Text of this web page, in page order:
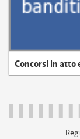
Concorsi in atto